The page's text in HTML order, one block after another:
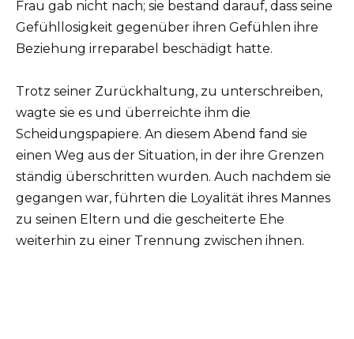
Frau gab nicht nach; sie bestand darauf, dass seine
Gefühllosigkeit gegenüber ihren Gefühlen ihre
Beziehung irreparabel beschädigt hatte.
Trotz seiner Zurückhaltung, zu unterschreiben,
wagte sie es und überreichte ihm die
Scheidungspapiere. An diesem Abend fand sie
einen Weg aus der Situation, in der ihre Grenzen
ständig überschritten wurden. Auch nachdem sie
gegangen war, führten die Loyalität ihres Mannes
zu seinen Eltern und die gescheiterte Ehe
weiterhin zu einer Trennung zwischen ihnen.